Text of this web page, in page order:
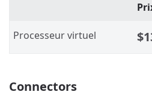
Processeur virtuel
Connectors